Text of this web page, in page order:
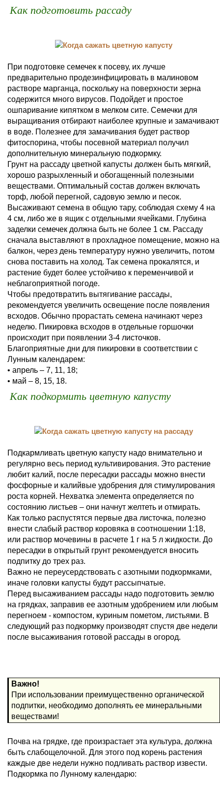
Как подготовить рассаду
При подготовке семечек к посеву, их лучше
предварительно продезинфицировать в малиновом
растворе марганца, поскольку на поверхности зерна
содержится много вирусов. Подойдет и простое
ошпаривание кипятком в мелком сите. Семечки для
выращивания отбирают наиболее крупные и замачивают
в воде. Полезнее для замачивания будет раствор
фитоспорина, чтобы посевной материал получил
дополнительную минеральную подкормку.
Грунт на рассаду цветной капусты должен быть мягкий,
хорошо разрыхленный и обогащенный полезными
веществами. Оптимальный состав должен включать
торф, любой перегной, садовую землю и песок.
Высаживают семена в общую тару, соблюдая схему 4 на
4 см, либо же в ящик с отдельными ячейками. Глубина
заделки семечек должна быть не более 1 см. Рассаду
сначала выставляют в прохладное помещение, можно на
балкон, через день температуру нужно увеличить, потом
снова поставить на холод. Так семена прокалятся, и
растение будет более устойчиво к переменчивой и
неблагоприятной погоде.
Чтобы предотвратить вытягивание рассады,
рекомендуется увеличить освещение после появления
всходов. Обычно прорастать семена начинают через
неделю. Пикировка всходов в отдельные горшочки
происходит при появлении 3-4 листочков.
Благоприятные дни для пикировки в соответствии с
Лунным календарем:
• апрель – 7, 11, 18;
• май – 8, 15, 18.
Как подкормить цветную капусту
Подкармливать цветную капусту надо внимательно и
регулярно весь период культивирования. Это растение
любит калий, после пересадки рассады можно внести
фосфорные и калийвые удобрения для стимулирования
роста корней. Нехватка элемента определяется по
состоянию листьев – они начнут желтеть и отмирать.
Как только распустятся первые два листочка, полезно
внести слабый раствор коровяка в соотношении 1:18,
или раствор мочевины в расчете 1 г на 5 л жидкости. До
пересадки в открытый грунт рекомендуется вносить
подпитку до трех раз.
Важно не переусердствовать с азотными подкормками,
иначе головки капусты будут рассыпчатые.
Перед высаживанием рассады надо подготовить землю
на грядках, заправив ее азотным удобрением или любым
перегноем - компостом, куриным пометом, листьями. В
следующий раз подкормку производят спустя две недели
после высаживания готовой рассады в огород.
Важно!
При использовании преимущественно органической
подпитки, необходимо дополнять ее минеральными
веществами!
Почва на грядке, где произрастает эта культура, должна
быть слабощелочной. Для этого под корень растения
каждые две недели нужно подливать раствор извести.
Подкормка по Лунному календарю: